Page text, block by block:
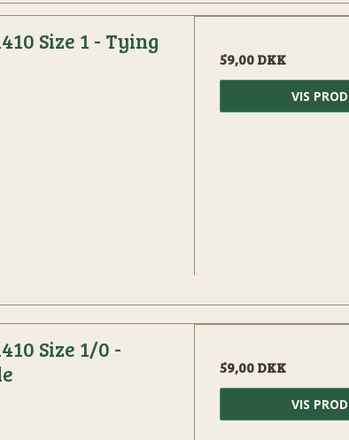
Size 1 - Tying
59,00 DKK
VIS
Size 1/0 -
59,00 DKK
VIS